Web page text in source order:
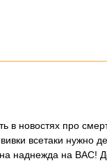
в новостях про
всетаки нужно
наднежда на ВАС!